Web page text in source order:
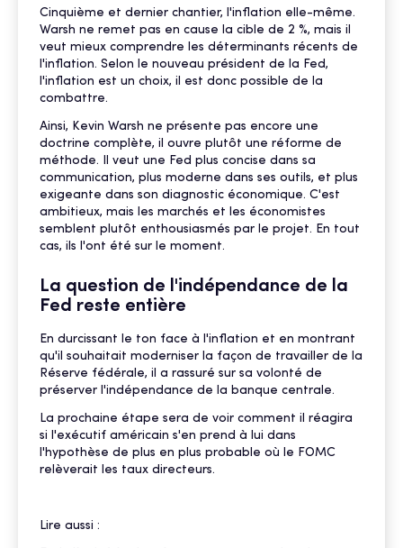
Cinquième et dernier chantier, l'inflation elle-même.
Warsh ne remet pas en cause la cible de 2 %, mais il
veut mieux comprendre les déterminants récents de
l'inflation. Selon le nouveau président de la Fed,
l'inflation est un choix, il est donc possible de la
combattre.
Ainsi, Kevin Warsh ne présente pas encore une
doctrine complète, il ouvre plutôt une réforme de
méthode. Il veut une Fed plus concise dans sa
communication, plus moderne dans ses outils, et plus
exigeante dans son diagnostic économique. C'est
ambitieux, mais les marchés et les économistes
semblent plutôt enthousiasmés par le projet. En tout
cas, ils l'ont été sur le moment.
La question de l'indépendance de la
Fed reste entière
En durcissant le ton face à l'inflation et en montrant
qu'il souhaitait moderniser la façon de travailler de la
Réserve fédérale, il a rassuré sur sa volonté de
préserver l'indépendance de la banque centrale.
La prochaine étape sera de voir comment il réagira
si l'exécutif américain s'en prend à lui dans
l'hypothèse de plus en plus probable où le FOMC
relèverait les taux directeurs.
Lire aussi :